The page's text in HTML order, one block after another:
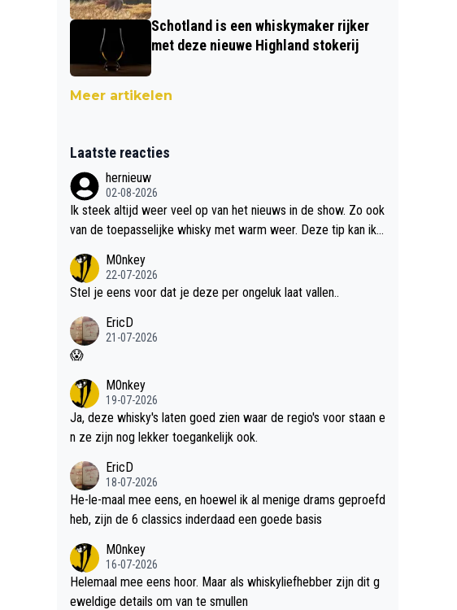
Schotland is een whiskymaker rijker
met deze nieuwe Highland stokerij
Meer artikelen
Laatste reacties
hernieuw
02-08-2026
Ik steek altijd weer veel op van het nieuws in de show. Zo ook
van de toepasselijke whisky met warm weer. Deze tip kan ik
M0nkey
22-07-2026
Stel je eens voor dat je deze per ongeluk laat vallen..
EricD
21-07-2026
😱
M0nkey
19-07-2026
Ja, deze whisky's laten goed zien waar de regio's voor staan e
n ze zijn nog lekker toegankelijk ook.
EricD
18-07-2026
He-le-maal mee eens, en hoewel ik al menige drams geproefd
heb, zijn de 6 classics inderdaad een goede basis
M0nkey
16-07-2026
Helemaal mee eens hoor. Maar als whiskyliefhebber zijn dit g
eweldige details om van te smullen